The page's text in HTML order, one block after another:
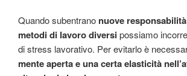
Quando subentrano nuove
metodi di lavoro diversipossiamo
di stress lavorativo. Per evitarlo è
mente aperta e una certa elasticità